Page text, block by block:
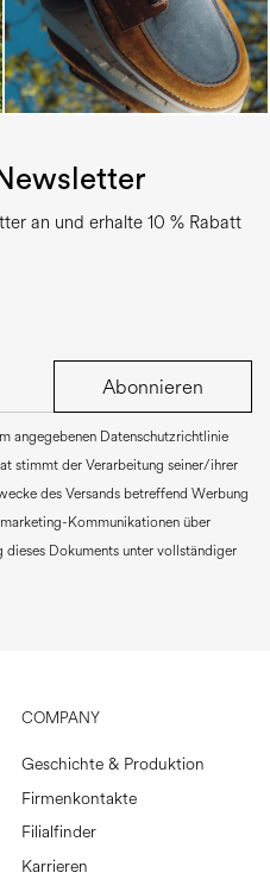
an und erhalte 10 % Rabatt
Abonnieren
angegebenen Datenschutzrichtlinie
stimmt der Verarbeitung seiner/ihrer
des Versands betreffend Werbung
Kommunikationen über
Dokuments unter vollständiger
COMPANY
Geschichte & Produktion
Firmenkontakte
Filialfinder
Karrieren